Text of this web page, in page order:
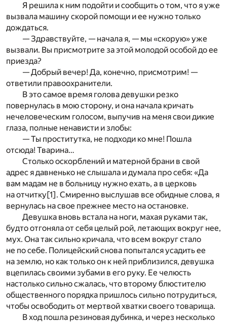
Я решила к ним подойти и сообщить о том, что я уже
вызвала машину скорой помощи и ее нужно только
дождаться.
— Здравствуйте, — начала я, — мы «скорую» уже
вызвали. Вы присмотрите за этой молодой особой до ее
приезда?
— Добрый вечер! Да, конечно, присмотрим! —
ответили правоохранители.
В это самое время голова девушки резко
повернулась в мою сторону, и она начала кричать
нечеловеческим голосом, выпучив на меня свои дикие
глаза, полные ненависти и злобы:
— Ты проститутка, не подходи ко мне! Пошла
отсюда! Тварина…
Столько оскорблений и матерной брани в свой
адрес я давненько не слышала и думала про себя: «Да
вам мадам не в больницу нужно ехать, а в церковь
на отчитку [1] . Смиренно выслушав все обидные слова, я
вернулась на свое прежнее место на остановке.
Девушка вновь встала на ноги, махая руками так,
будто отгоняла от себя целый рой, летающих вокруг нее,
мух. Она так сильно кричала, что всем вокруг стало
не по себе. Полицейский снова попытался усадить ее
на землю, но как только он к ней приблизился, девушка
вцепилась своими зубами в его руку. Ее челюсть
настолько сильно сжалась, что второму блюстителю
общественного порядка пришлось сильно потрудиться,
чтобы освободить от мертвой хватки своего товарища.
В ход пошла резиновая дубинка, и через несколько